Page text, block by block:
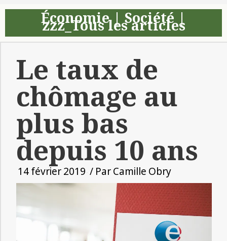
Économie|Société|
zzz_Tous les articles
Le taux de
chômage au
plus bas
depuis 10 ans
14 février 2019 / ParCamille Obry